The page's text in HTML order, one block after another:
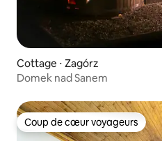
Cottage ⋅ Zagórz
Domek nad Sanem
Coup de cœur voyageurs
Coup de cœur voyageurs